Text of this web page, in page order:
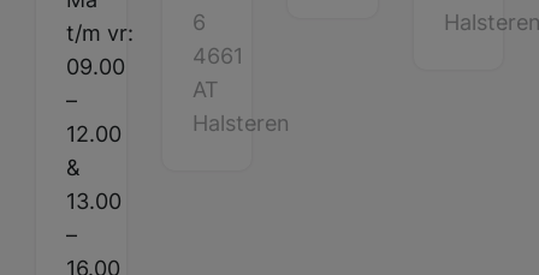
t/m vr:
09.00
–
12.00
&
13.00
–
16.00
6
4661
AT
Halsteren